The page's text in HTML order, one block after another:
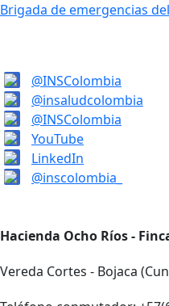
Brigada de emergencias
@INSColombia
@insaludcolombia
@INSColombia
YouTube
LinkedIn
@inscolombia_
Hacienda Ocho Ríos -
Vereda Cortes - Bojaca